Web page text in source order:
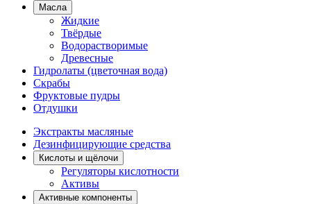
Масла
Жидкие
Твёрдые
Водорастворимые
Древесные
Гидролаты (цветочная вода)
Скрабы
Фруктовые пудры
Отдушки
Экстракты масляные
Дезинфицирующие средства
Кислоты и щёлочи
Регуляторы кислотности
Активы
Активные компоненты